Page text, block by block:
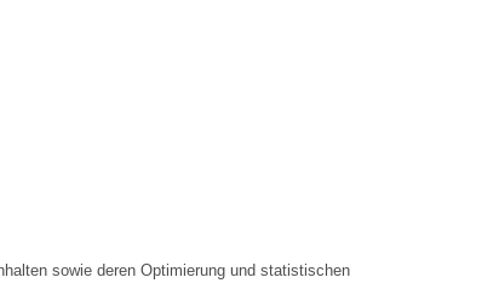
sowie deren Optimierung und statistischen